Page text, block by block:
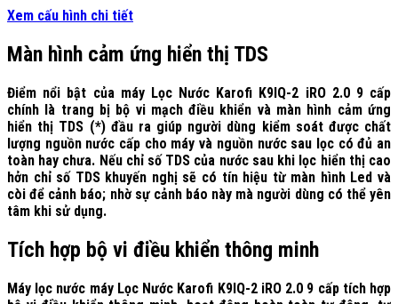
Xem cấu hình chi tiết
Màn hình cảm ứng hiển thị TDS
Điểm nổi bật của máy Lọc Nước Karofi K9IQ-2 iRO 2.0 9 cấp
chính là trang bị bộ vi mạch điều khiển và màn hình cảm ứng
hiển thị TDS (*) đầu ra giúp người dùng kiểm soát được chất
lượng nguồn nước cấp cho máy và nguồn nước sau lọc có đủ an
toàn hay chưa. Nếu chỉ số TDS của nước sau khi lọc hiển thị cao
hởn chỉ số TDS khuyến nghị sẽ có tín hiệu từ màn hình Led và
còi để cảnh báo; nhờ sự cảnh báo này mà người dùng có thể yên
tâm khi sử dụng.
Tích hợp bộ vi điều khiển thông minh
Máy lọc nước máy Lọc Nước Karofi K9IQ-2 iRO 2.0 9 cấp tích hợp